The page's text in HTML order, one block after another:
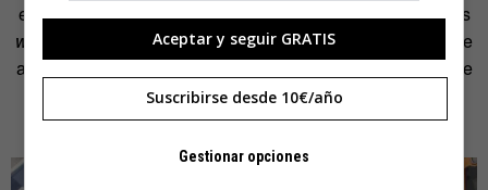
eso: huevo. Y eltchi–uff, qué complicado, viene del inglés
watch
. Como en japonés no existe esa consonante sola, se
añade una i para convertirlo en sílaba. Por tanto: watchi, de
la que solo tomarontchipara formar el tamagotchi, que
viene a ser algo así como reloj con forma de huevo.
Aceptar y seguir GRATIS
Suscribirse desde 10€/año
Gestionar opciones